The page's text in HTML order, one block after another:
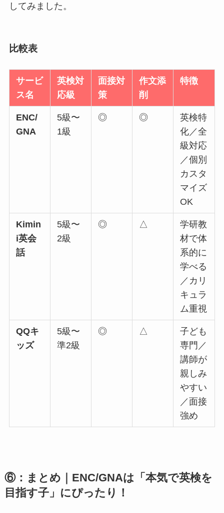
してみました。
比較表
サービ
ス名
英検対
応級
面接対
策
作文添
削
特徴
ENC/
GNA
5級〜
1級
◎ ◎
英検特
化／全
級対応
／個別
カスタ
マイズ
OK
Kimin
i英会
話
5級〜
2級
◎ △
学研教
材で体
系的に
学べる
／カリ
キュラ
ム重視
QQキ
ッズ
5級〜
準2級
◎ △
子ども
専門／
講師が
親しみ
やすい
／面接
強め
⑥：まとめ｜ENC/GNAは「本気で英検を
目指す子」にぴったり！